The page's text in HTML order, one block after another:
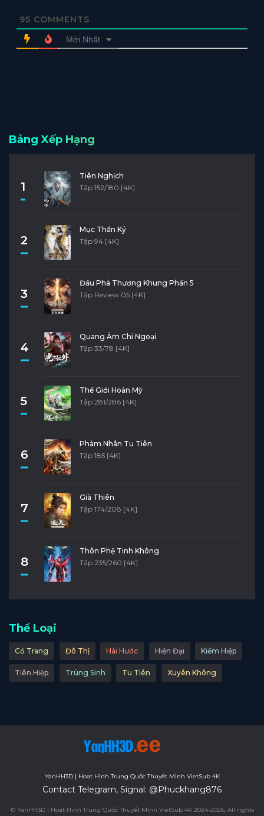
95 COMMENTS
Mới Nhất
Bảng Xếp Hạng
1
Tiên Nghịch
Tập 152/180 [4K]
2
Mục Thần Ký
Tập 94 [4K]
3
Đấu Phá Thương Khung Phần 5
Tập Review 05 [4K]
4
Quang Âm Chi Ngoại
Tập 33/78 [4K]
5
Thế Giới Hoàn Mỹ
Tập 281/286 [4K]
6
Phàm Nhân Tu Tiên
Tập 185 [4K]
7
Già Thiên
Tập 174/208 [4K]
8
Thôn Phệ Tinh Không
Tập 235/260 [4K]
Thể Loại
Cổ Trang Đô Thị Hài Hước Hiện Đại Kiếm Hiệp
Tiên Hiệp Trùng Sinh Tu Tiên Xuyên Không
YanHH3D | Hoạt Hình Trung Quốc Thuyết Minh VietSub 4K
Contact Telegram, Signal: @Phuckhang876
© YanHH3D | Hoạt Hình Trung Quốc Thuyết Minh VietSub 4K 2024-2026. All rights